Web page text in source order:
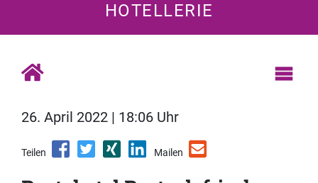
HOTELLERIE
26. April 2022 | 18:06 Uhr
Teilen Mailen